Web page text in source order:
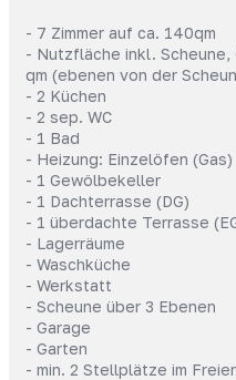
- 7 Zimmer auf ca. 140qm
- Nutzfläche inkl. Scheune,
qm (ebenen von der
- 2 Küchen
- 2 sep. WC
- 1 Bad
- Heizung: Einzelöfen (Gas)
- 1 Gewölbekeller
- 1 Dachterrasse (DG)
- 1 überdachte Terrasse
- Lagerräume
- Waschküche
- Werkstatt
- Scheune über 3 Ebenen
- Garage
- Garten
- min. 2 Stellplätze im